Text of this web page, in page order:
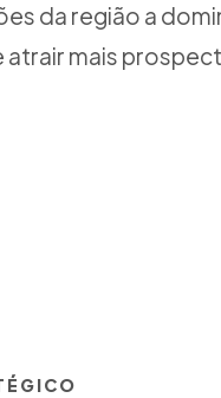
da região a
atrair mais